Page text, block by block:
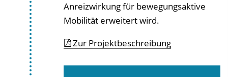
Anreizwirkung für bewegungsaktive
Mobilität erweitert wird.
Zur Projektbeschreibung